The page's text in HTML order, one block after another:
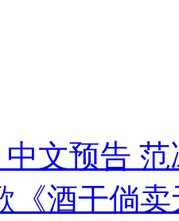
中文预告
《酒干倘